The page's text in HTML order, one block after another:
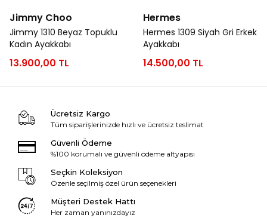
Jimmy Choo
Jimmy 1310 Beyaz Topuklu
Kadın Ayakkabı
13.900,00 TL
Hermes
Hermes 1309 Siyah Gri Erkek
Ayakkabı
14.500,00 TL
Ücretsiz Kargo
Tüm siparişlerinizde hızlı ve ücretsiz teslimat
Güvenli Ödeme
%100 korumalı ve güvenli ödeme altyapısı
Seçkin Koleksiyon
Özenle seçilmiş özel ürün seçenekleri
Müşteri Destek Hattı
Her zaman yanınızdayız